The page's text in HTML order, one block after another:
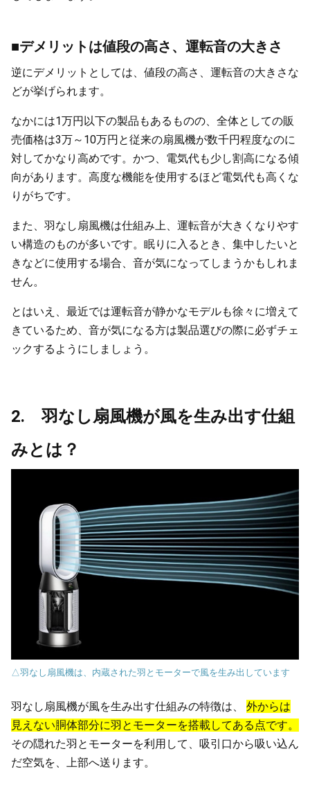
■デメリットは値段の高さ、運転音の大きさ
逆にデメリットとしては、値段の高さ、運転音の大きさな
どが挙げられます。
なかには1万円以下の製品もあるものの、全体としての販
売価格は3万～10万円と従来の扇風機が数千円程度なのに
対してかなり高めです。かつ、電気代も少し割高になる傾
向があります。高度な機能を使用するほど電気代も高くな
りがちです。
また、羽なし扇風機は仕組み上、運転音が大きくなりやす
い構造のものが多いです。眠りに入るとき、集中したいと
きなどに使用する場合、音が気になってしまうかもしれま
せん。
とはいえ、最近では運転音が静かなモデルも徐々に増えて
きているため、音が気になる方は製品選びの際に必ずチェ
ックするようにしましょう。
2. 羽なし扇風機が風を生み出す仕組
みとは？
△羽なし扇風機は、内蔵された羽とモーターで風を生み出しています
羽なし扇風機が風を生み出す仕組みの特徴は、 外からは
見えない胴体部分に羽とモーターを搭載してある点です。
その隠れた羽とモーターを利用して、吸引口から吸い込ん
だ空気を、上部へ送ります。